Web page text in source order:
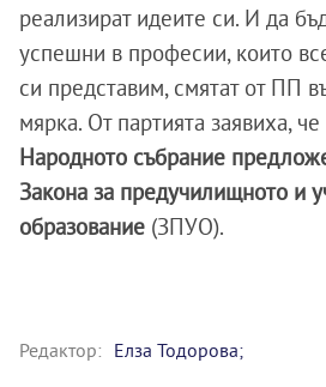
реализират идеите си. И да
успешни в професии, които
си представим, смятат от ПП
мярка. От партията заявиха, че
Народното събрание
Закона за предучилищното и
образование (ЗПУО).
Редактор: Елза Тодорова;